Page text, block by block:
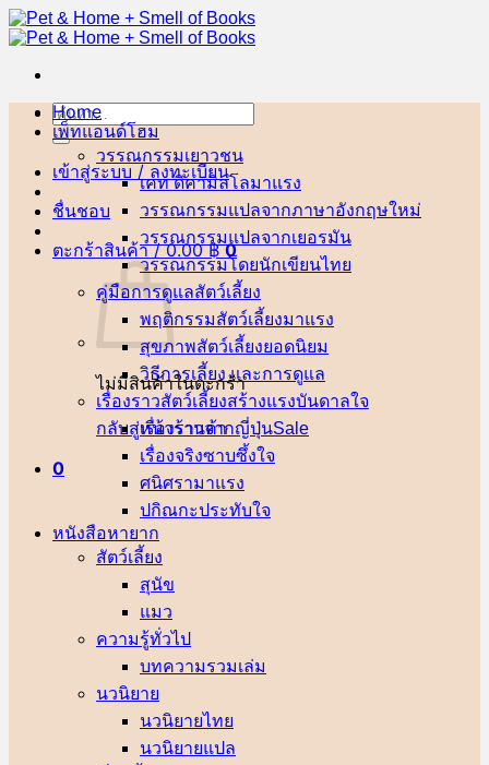
ข้าม
ไป
เนื้อหา
ค้นหา:
เข้าสู่ระบบ / ลงทะเบียน
ชื่นชอบ
ตะกร้าสินค้า /0.00฿ 0
ไม่มีสินค้าในตะกร้า
กลับสู่หน้าร้านค้า
0
Home
เพ็ทแอนด์โฮม
วรรณกรรมเยาวชน
เคท ดิคามิลโล
วรรณกรรมแปลจากภาษาอังกฤษ
วรรณกรรมแปลจากเยอรมัน
วรรณกรรมโดยนักเขียนไทย
คู่มือการดูแลสัตว์เลี้ยง
พฤติกรรมสัตว์เลี้ยง
สุขภาพสัตว์เลี้ยง
วิธีการเลี้ยง และการดูแล
เรื่องราวสัตว์เลี้ยงสร้างแรงบันดาลใจ
เรื่องราวจากญี่ปุ่น
เรื่องจริงซาบซึ้งใจ
ศนิศรา
ปกิณกะประทับใจ
หนังสือหายาก
สัตว์เลี้ยง
สุนัข
แมว
ความรู้ทั่วไป
บทความรวมเล่ม
นวนิยาย
นวนิยายไทย
นวนิยายแปล